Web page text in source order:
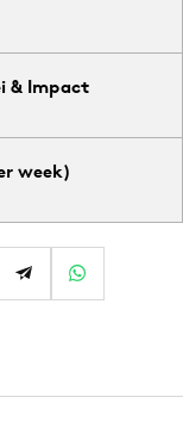
& Impact
week)